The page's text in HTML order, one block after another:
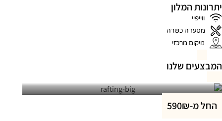
יתרונות המלון
ווייפיי
מסעדה כשרה
מיקום מרכזי
המבצעים שלנו
החל מ-590₪